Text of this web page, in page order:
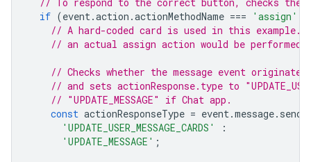
if (event.action .actionMethodName === 'assign'
// A hard-coded card is used in this
// an actual assign action would be
// Checks whether the message event
// and sets actionResponse.type to
// "UPDATE_MESSAGE" if Chat app.
const actionResponseType = event.message.
'UPDATE_USER_MESSAGE_CARDS'
:
'UPDATE_MESSAGE' ;